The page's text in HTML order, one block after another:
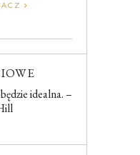
idealna. –